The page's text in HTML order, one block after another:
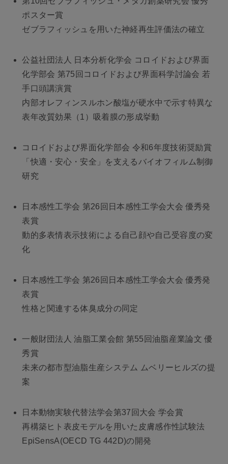
ポスター賞
ゼブラフィッシュを用いた神経再生評価法の確立
公益社団法人 日本分析化学会 コロイドおよび界面
化学部会 第75回コロイドおよび界面科学討論会 若
手口頭講演賞
内部オレフィンスルホン酸塩が硬水中で示す特異な
表年改質効果（1）吸着膜の形成挙動
コロイドおよび界面化学部会 令和6年度技術奨励賞
「快適・安心・安全」を支えるバイオフィルム制御
研究
日本感性工学会 第26回日本感性工学会大会 優秀発
表賞
動的多表情表示技術による自己顔や自己受容度の変
化
日本感性工学会 第26回日本感性工学会大会 優秀発
表賞
性格と関連する体臭成分の同定
一般財団法人 油脂工業会館 第55回油脂産業論文 優
秀賞
未来の都市型油脂生産システム ムベリーヒルズの提
案
日本動物実験代替法学会第37回大会 学会賞
再構築ヒト表皮モデルを用いた皮膚感作性試験法
EpiSensA(OECD TG 442D)の開発